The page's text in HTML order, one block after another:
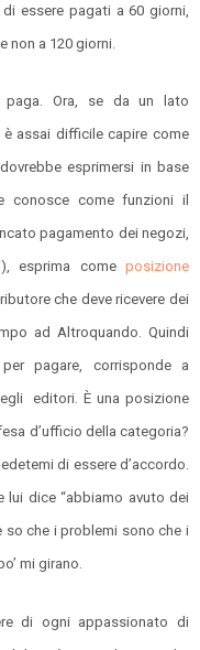
essere pagati a 60 giorni,
non a 120 giorni.
Ora, se da un lato
assai difficile capire come
esprimersi in base
conosce come funzioni il
pagamento dei negozi,
esprima come posizione
che deve ricevere dei
ad Altroquando. Quindi
pagare, corrisponde a
editori. È una posizione
d’ufficio della categoria?
di essere d’accordo.
lui dice “abbiamo avuto dei
so che i problemi sono che i
mi girano.
di ogni appassionato di